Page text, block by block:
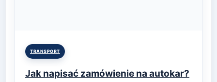
Posted
TRANSPORT
Jak napisać zamówienie na autokar?